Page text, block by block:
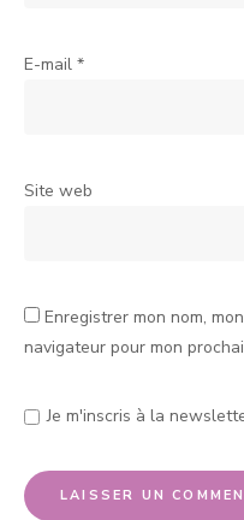
E-mail *
Site web
Enregistrer mon nom,
navigateur pour mon
Je m'inscris à la